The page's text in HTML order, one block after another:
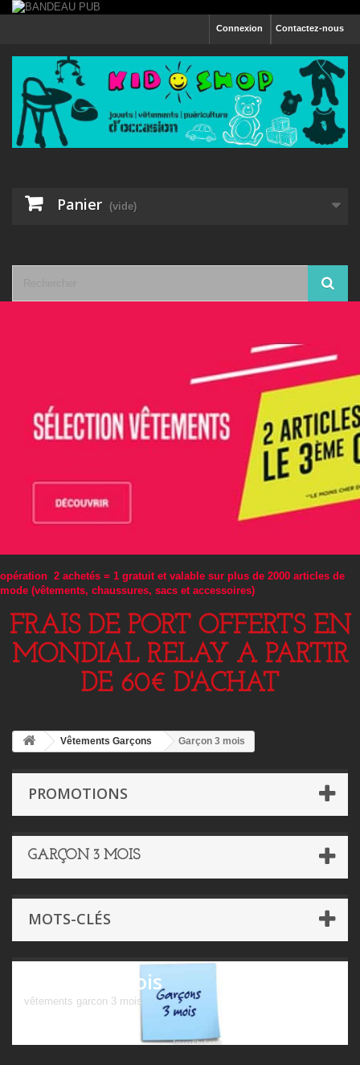
Contactez-nous
Connexion
Panier (vide)
opération 2 achetés = 1 gratuit et valable sur plus de 2000 articles de
mode (vêtements, chaussures, sacs et accessoires)
FRAIS DE PORT OFFERTS EN
MONDIAL RELAY A PARTIR
DE 60€ D'ACHAT
Vêtements Garçons Garçon 3 mois
PROMOTIONS
GARÇON 3 MOIS
MOTS-CLÉS
Garçon 3 mois
vêtements garcon 3 mois